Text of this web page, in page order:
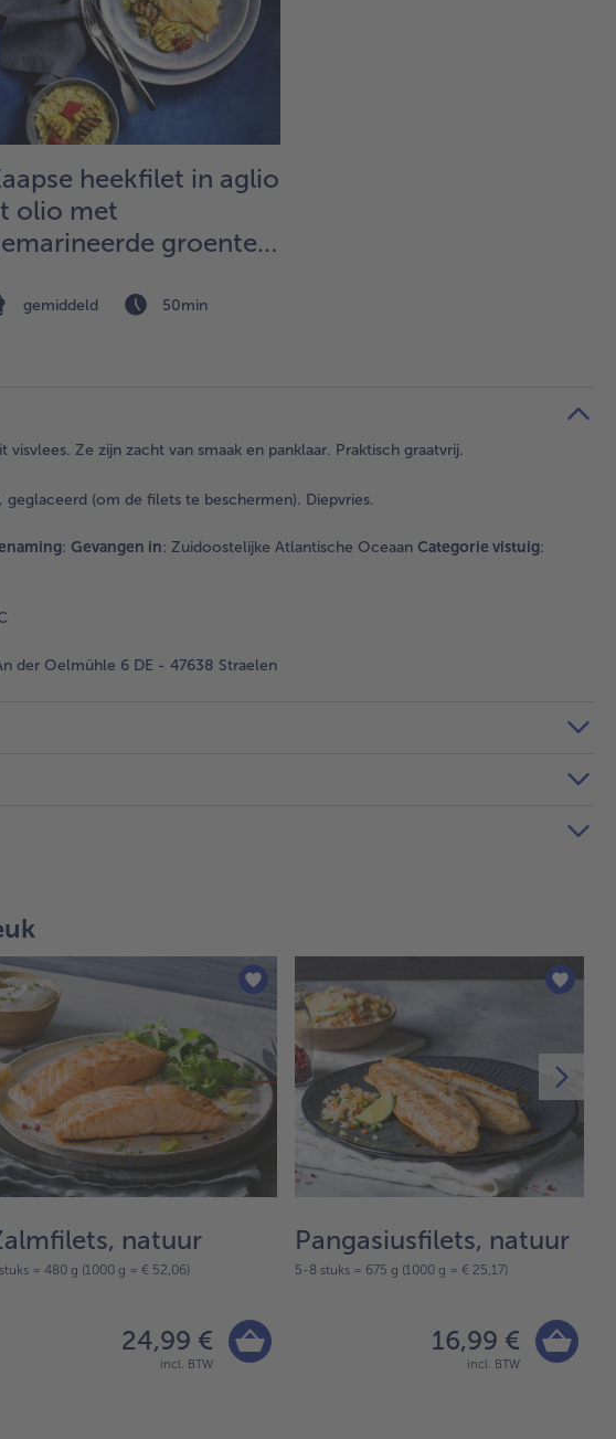
heekfilet in aglio
olio met
groenten
gemiddeld 50min
Ze zijn zacht van smaak en panklaar. Praktisch graatvrij.
(om de filets te beschermen). Diepvries.
: Gevangen in: Zuidoostelijke Atlantische Oceaan Categorie vistuig:
der Oelmühle 6 DE - 47638 Straelen
natuur
= 480 g (1000 g = € 52,06)
24,99 €
incl. BTW
Pangasiusfilets, natuur
5-8 stuks = 675 g (1000 g = € 25,17)
16,99 €
incl. BTW